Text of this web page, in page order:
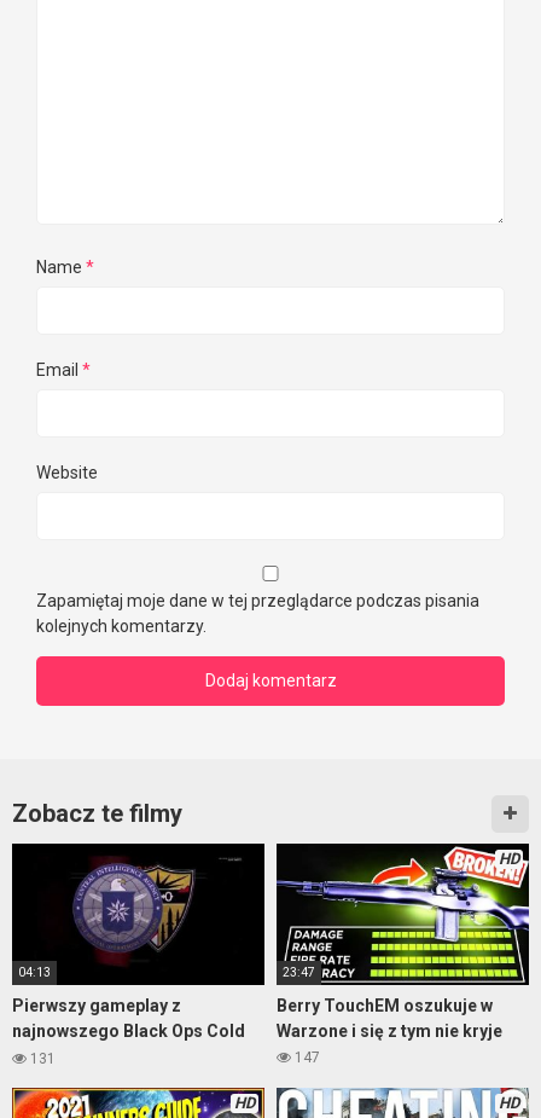
Name *
Email *
Website
Zapamiętaj moje dane w tej przeglądarce podczas pisania
kolejnych komentarzy.
Zobacz te filmy
04:13
Pierwszy gameplay z
najnowszego Black Ops Cold
War131
HD
23:47
Berry TouchEM oszukuje w
Warzone i się z tym nie kryje
147
HD HD